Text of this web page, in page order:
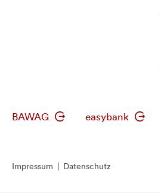
BAWAG easybank
Impressum Datenschutz